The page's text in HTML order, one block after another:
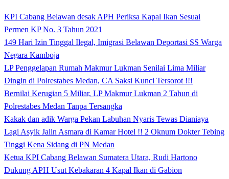
KPI Cabang Belawan desak APH Periksa Kapal Ikan Sesuai
Permen KP No. 3 Tahun 2021
149 Hari Izin Tinggal Ilegal, Imigrasi Belawan Deportasi SS Warga
Negara Kamboja
LP Penggelapan Rumah Makmur Lukman Senilai Lima Miliar
Dingin di Polrestabes Medan, CA Saksi Kunci Tersorot !!!
Bernilai Kerugian 5 Miliar, LP Makmur Lukman 2 Tahun di
Polrestabes Medan Tanpa Tersangka
Kakak dan adik Warga Pekan Labuhan Nyaris Tewas Dianiaya
Lagi Asyik Jalin Asmara di Kamar Hotel !! 2 Oknum Dokter Tebing
Tinggi Kena Sidang di PN Medan
Ketua KPI Cabang Belawan Sumatera Utara, Rudi Hartono
Dukung APH Usut Kebakaran 4 Kapal Ikan di Gabion